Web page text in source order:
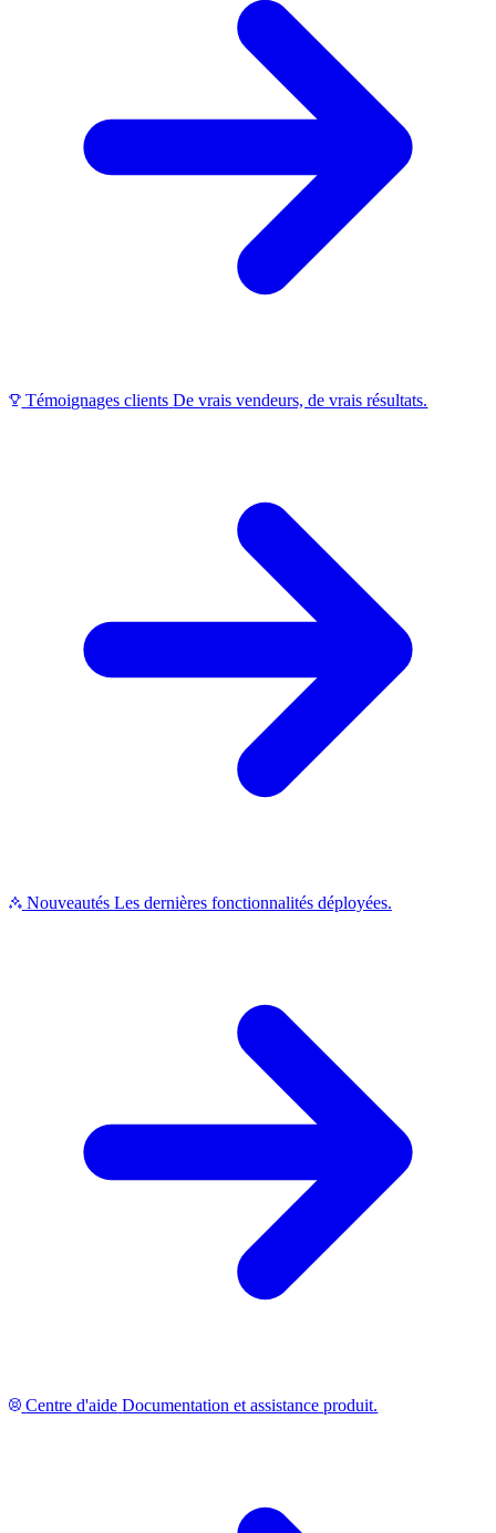
Témoignages clients De vrais vendeurs, de vrais résultats.
Nouveautés Les dernières fonctionnalités déployées.
Centre d'aide Documentation et assistance produit.